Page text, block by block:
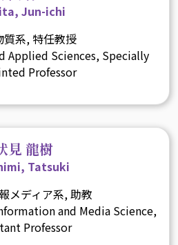
Jun-ichi
質系, 特任教授
Applied Sciences, Specially
Professor
見 龍樹
Tatsuki
メディア系, 助教
and Media Science,
Professor